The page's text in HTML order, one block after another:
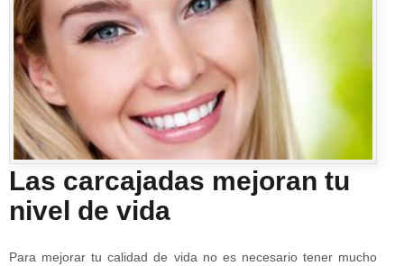
Las carcajadas mejoran tu
nivel de vida
Para mejorar tu calidad de vida no es necesario tener mucho